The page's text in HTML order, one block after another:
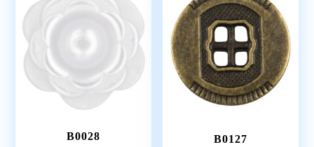
B0028 B0127